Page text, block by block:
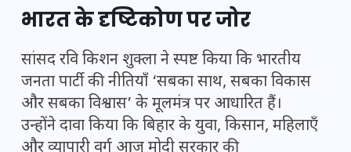
भारत के दृष्टिकोण पर जोर
सांसद रवि किशन शुक्ला ने स्पष्ट किया कि भारतीय
जनता पार्टी की नीतियाँ ‘सबका साथ, सबका विकास
और सबका विश्वास’ के मूलमंत्र पर आधारित हैं।
उन्होंने दावा किया कि बिहार के युवा, किसान, महिलाएँ